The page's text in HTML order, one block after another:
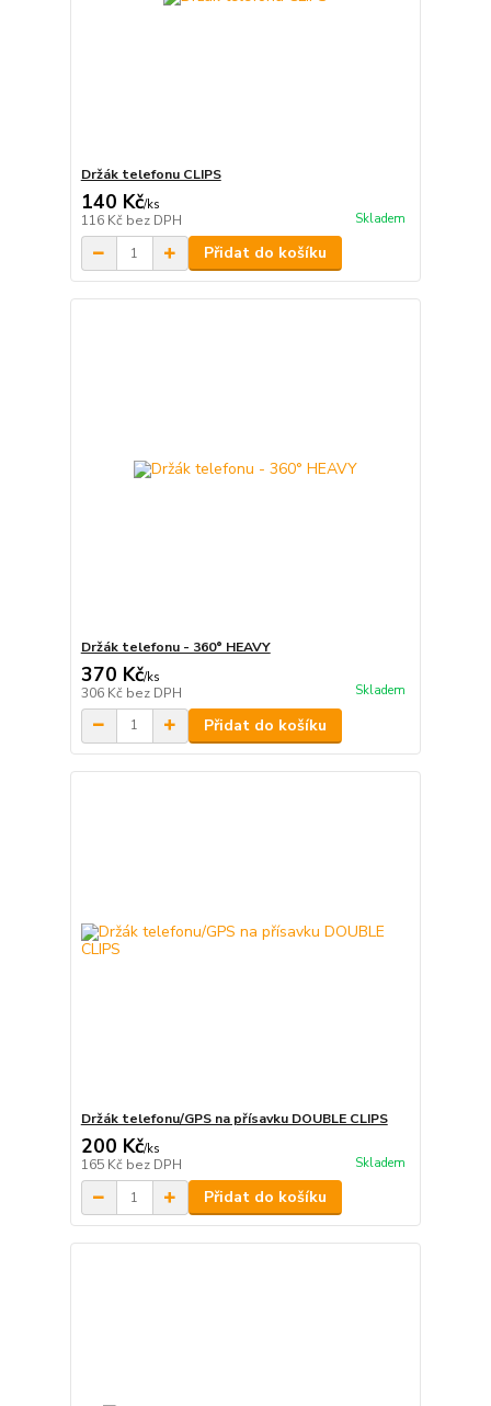
Držák telefonu CLIPS
140 Kč/ks
116 Kč bez DPH Skladem
Přidat do košíku
Držák telefonu - 360° HEAVY
370 Kč/ks
306 Kč bez DPH Skladem
Přidat do košíku
Držák telefonu/GPS na přísavku DOUBLE CLIPS
200 Kč/ks
165 Kč bez DPH Skladem
Přidat do košíku